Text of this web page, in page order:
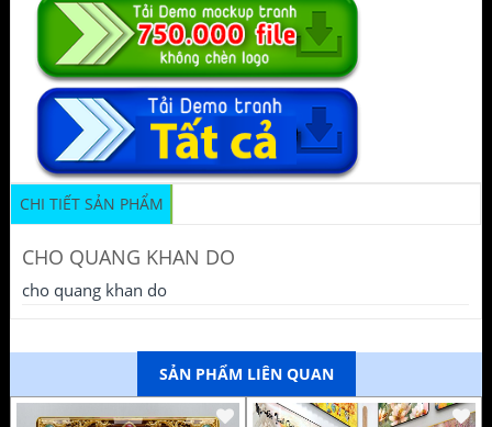
CHI TIẾT SẢN PHẨM
CHO QUANG KHAN DO
cho quang khan do
SẢN PHẨM LIÊN QUAN